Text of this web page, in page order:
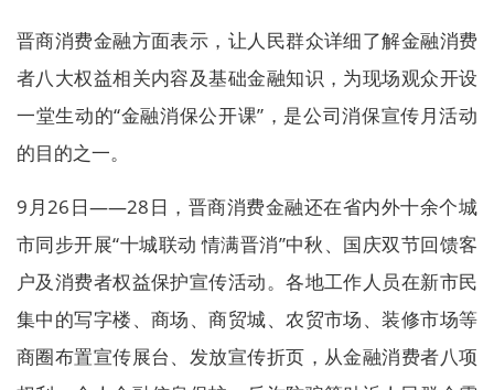
晋商消费金融方面表示，让人民群众详细了解金融消费
者八大权益相关内容及基础金融知识，为现场观众开设
一堂生动的“金融消保公开课”，是公司消保宣传月活动
的目的之一。
9月26日——28日，晋商消费金融还在省内外十余个城
市同步开展“十城联动 情满晋消”中秋、国庆双节回馈客
户及消费者权益保护宣传活动。各地工作人员在新市民
集中的写字楼、商场、商贸城、农贸市场、装修市场等
商圈布置宣传展台、发放宣传折页，从金融消费者八项